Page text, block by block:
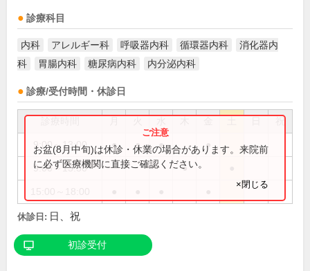
診療科目
内科 アレルギー科 呼吸器内科 循環器内科
消化器内
科
胃腸内科 糖尿病内科 内分泌内科
診療/受付時間・休診日
祝
9:00～13:00 ● ● ● ●
9:00～13:30 ●
お盆(8月中旬)は休診・休業の場合があります。来院前
に必ず医療機関に直接ご確認ください。
×閉じる
休診日: 日、祝
初診受付